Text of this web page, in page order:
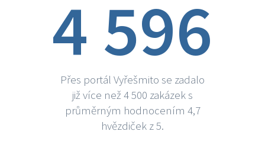
4 596
Přes portál Vyřešmito se zadalo
již více než 4 500 zakázek s
průměrným hodnocením 4,7
hvězdiček z 5.